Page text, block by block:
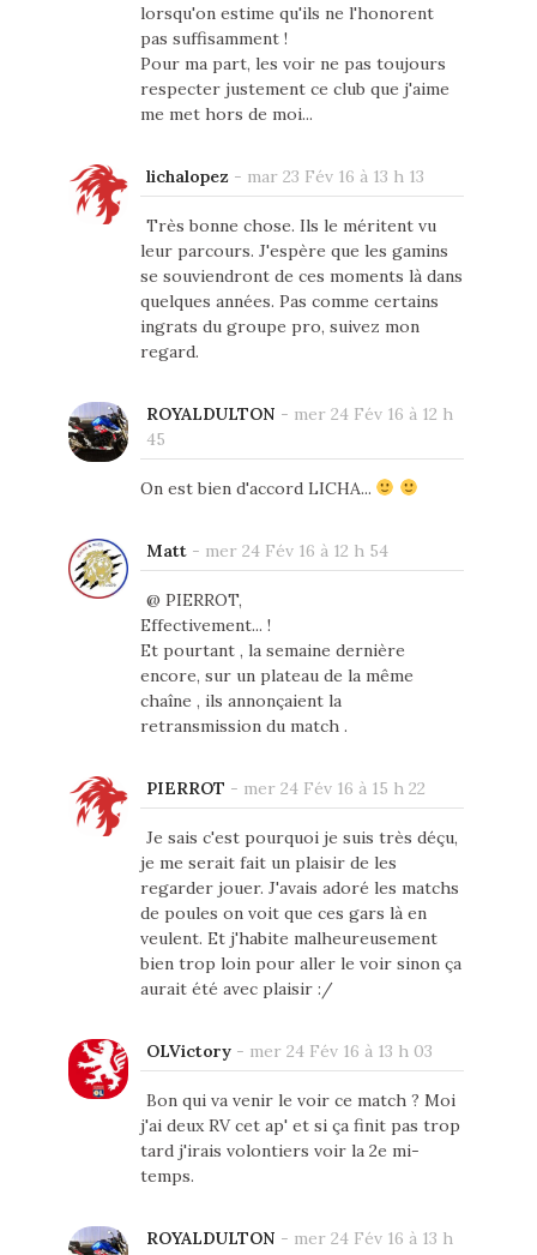
lorsqu'on estime qu'ils ne l'honorent
pas suffisamment !
Pour ma part, les voir ne pas toujours
respecter justement ce club que j'aime
me met hors de moi...
lichalopez - mar 23 Fév 16 à 13 h 13
Très bonne chose. Ils le méritent vu
leur parcours. J'espère que les gamins
se souviendront de ces moments là dans
quelques années. Pas comme certains
ingrats du groupe pro, suivez mon
regard.
ROYALDULTON - mer 24 Fév 16 à 12 h
45
On est bien d'accord LICHA...
Matt- mer 24 Fév 16 à 12 h 54
@ PIERROT,
Effectivement... !
Et pourtant , la semaine dernière
encore, sur un plateau de la même
chaîne , ils annonçaient la
retransmission du match .
PIERROT - mer 24 Fév 16 à 15 h 22
Je sais c'est pourquoi je suis très déçu,
je me serait fait un plaisir de les
regarder jouer. J'avais adoré les matchs
de poules on voit que ces gars là en
veulent. Et j'habite malheureusement
bien trop loin pour aller le voir sinon ça
aurait été avec plaisir :/
OLVictory- mer 24 Fév 16 à 13 h 03
Bon qui va venir le voir ce match ? Moi
j'ai deux RV cet ap' et si ça finit pas trop
tard j'irais volontiers voir la 2e mi-
temps.
ROYALDULTON - mer 24 Fév 16 à 13 h